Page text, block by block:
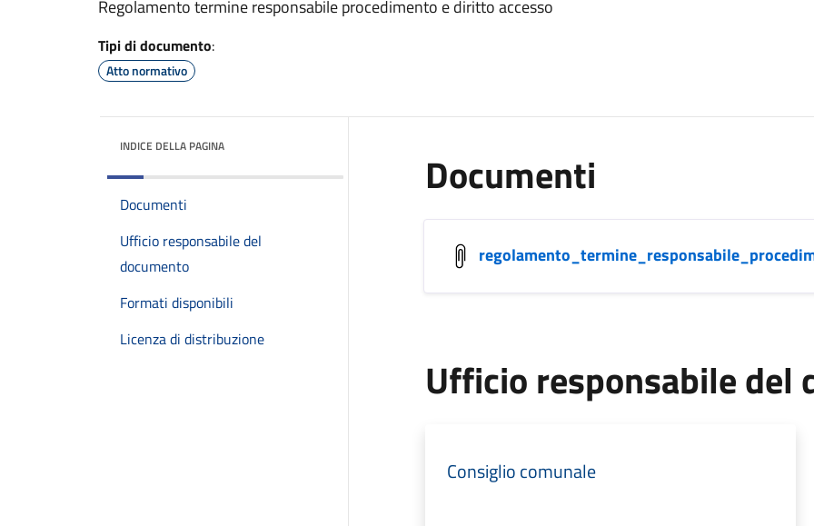
Regolamento termine responsabile procedimento e diritto accesso
Tipi di documento:
Atto normativo
INDICE DELLA PAGINA
Documenti
Ufficio responsabile del
documento
Formati disponibili
Licenza di distribuzione
Documenti
Ufficio responsabile del
Consiglio comunale